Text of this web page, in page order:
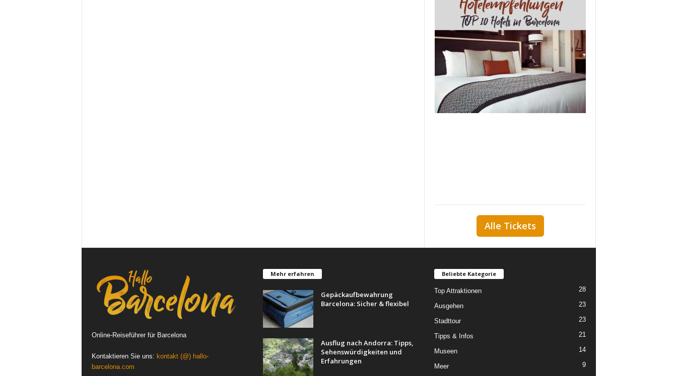
Alle Tickets
Online-Reiseführer für Barcelona
Kontaktieren Sie uns: kontakt (@) hallo-
barcelona.com
Mehr erfahren
Gepäckaufbewahrung
Barcelona: Sicher & flexibel
Ausflug nach Andorra: Tipps,
Sehenswürdigkeiten und
Erfahrungen
Beliebte Kategorie
Top Attraktionen 28
Ausgehen 23
Stadttour 23
Tipps & Infos 21
Museen 14
Meer 9